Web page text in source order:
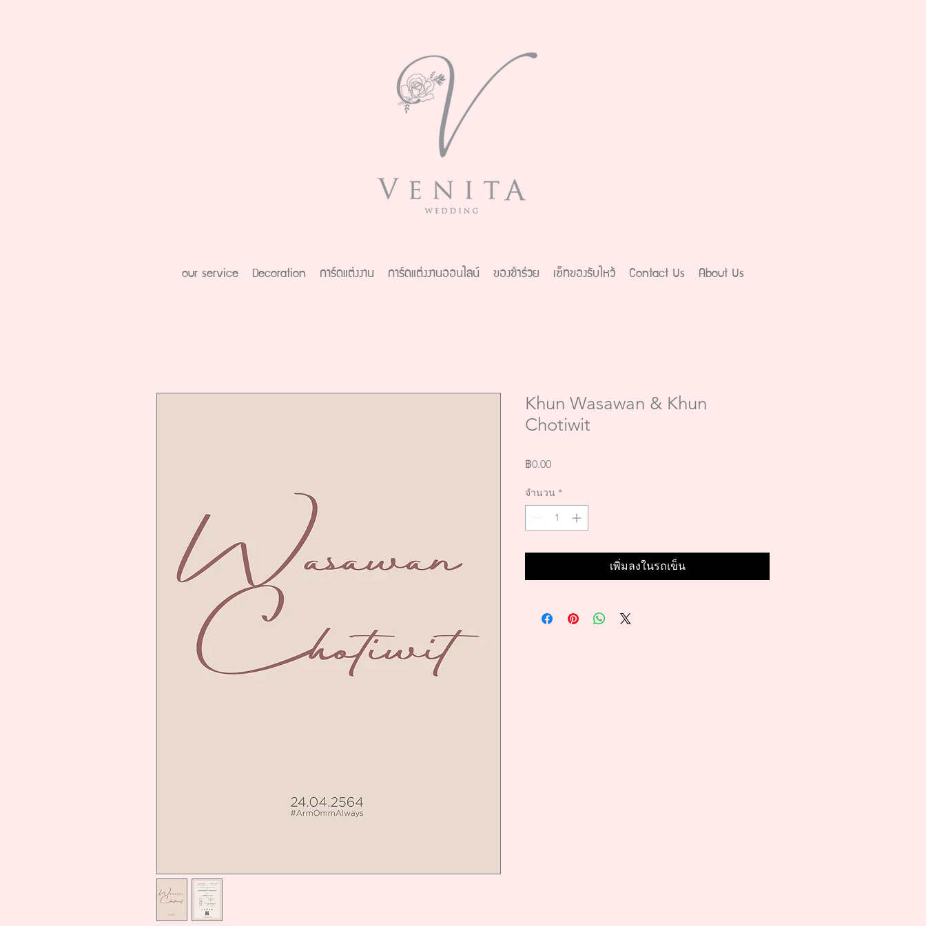
our service Decoration การ์ดแต่งงาน การ์ดแต่งงานออนไลน์ ของชำร่วย เซ็ทของรับไหว้ Contact Us About Us
Khun Wasawan & Khun
Chotiwit
฿0.00ราคา
จำนวน *
เพิ่มลงในรถเข็น